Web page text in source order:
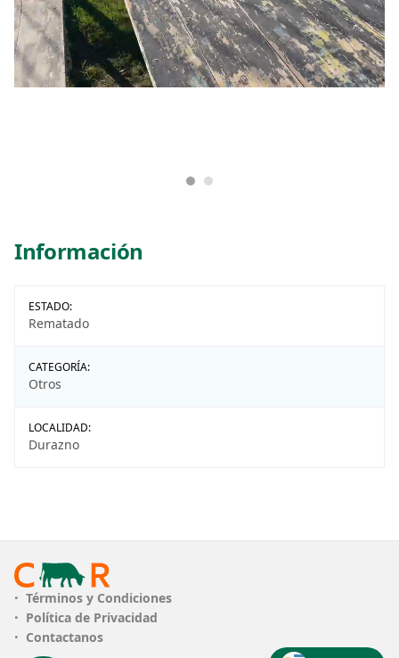
ESTADO:
Rematado
CATEGORÍA:
Otros
LOCALIDAD:
Durazno
Términos y Condiciones
Política de Privacidad
Contactanos